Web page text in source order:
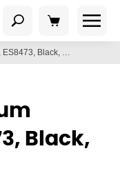
OKI originální drum 44844476, ES8473, Black, 30.000 str. EOL !
Black,